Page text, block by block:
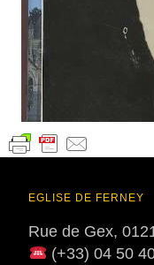
EGLISE DE FERNEY
Rue de Gex,
(+33) 04 50